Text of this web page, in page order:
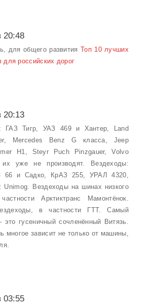
20:48
для общего развитияТоп 10 лучших
для российских дорог
20:13
ГАЗ Тигр, УАЗ 469 и Хантер, Land
Mercedes Benz G класса, Jeep
H1, Steyr Puch Pinzgauer, Volvo
их уже не производят. Вездеходы:
66 и Садко, КрАЗ 255, УРАЛ 4320,
Unimog. Вездеходы на шинах низкого
Арктиктранс Мамонтёнок.
в частности ГТТ. Самый
гусеничный сочленённый Витязь.
многое зависит не только от машины,
03:55